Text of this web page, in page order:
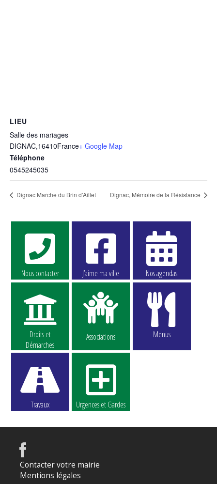
LIEU
Salle des mariages
DIGNAC,16410France+ Google Map
Téléphone
0545245035
Dignac Marche du Brin d’Aillet Dignac, Mémoire de la Résistance
Nous contacter J’aime ma ville Nos agendas
Droits et
Démarches
Associations Menus
Travaux Urgences et Gardes
Contacter votre mairie
Mentions légales